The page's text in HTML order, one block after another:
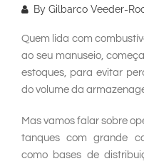
By Gilbarco Veeder-
Quem lida com
ao seu manuseio,
estoques, para evitar
do volume da
Mas vamos falar sobre
tanques com grande
como bases de